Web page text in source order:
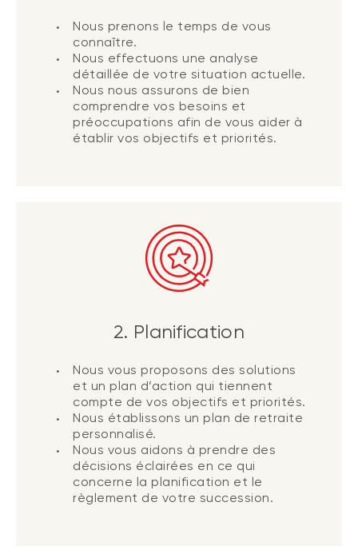
Nous prenons le temps de vous
connaître.
Nous effectuons une analyse
détaillée de votre situation actuelle.
Nous nous assurons de bien
comprendre vos besoins et
préoccupations afin de vous aider à
établir vos objectifs et priorités.
2. Planification
Nous vous proposons des solutions
et un plan d’action qui tiennent
compte de vos objectifs et priorités.
Nous établissons un plan de retraite
personnalisé.
Nous vous aidons à prendre des
décisions éclairées en ce qui
concerne la planification et le
règlement de votre succession.